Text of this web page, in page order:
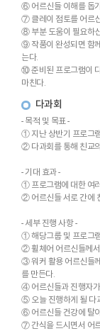
⑥ 어르신들 이해를 돕
⑦ 클레이 점토를 어르
⑧ 부분 도움이 필요하
⑨ 작품이 완성되면 함
는다.
⑩ 준비된 프로그램이
마친다.
다과회
- 목적 및 목표 -
① 지난 상반기 프로그
② 다과회를 통해 친교
- 기대 효과 -
① 프로그램에 대한 여
② 어르신들 서로 간에
- 세부 진행 사항 -
① 해당그룹 및 프로그
② 휠체어 어르신들께서
③ 워커 활용 어르신들
를 만든다.
④ 어르신들과 진행자가
⑤ 오늘 진행하게 될 다
⑥ 어르신들 건강에 탈
⑦ 간식을 드시면서 어